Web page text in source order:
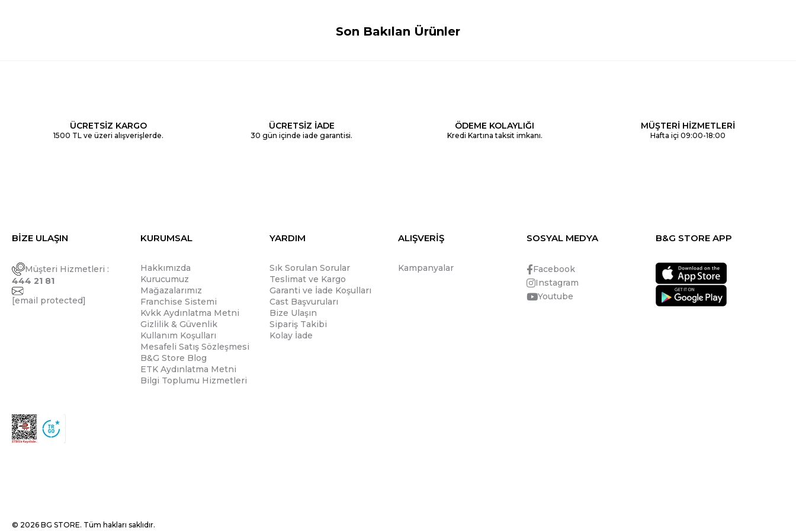
Son Bakılan Ürünler
ÜCRETSİZ KARGO
1500 TL ve üzeri alışverişlerde.
ÜCRETSİZ İADE
30 gün içinde iade garantisi.
ÖDEME KOLAYLIĞI
Kredi Kartına taksit imkanı.
MÜŞTERİ HİZMETLERİ
Hafta içi 09:00-18:00
BİZE ULAŞIN
Müşteri Hizmetleri :
444 21 81
[email protected]
KURUMSAL
Hakkımızda
Kurucumuz
Mağazalarımız
Franchise Sistemi
Kvkk Aydınlatma Metni
Gizlilik & Güvenlik
Kullanım Koşulları
Mesafeli Satış Sözleşmesi
B&G Store Blog
ETK Aydınlatma Metni
Bilgi Toplumu Hizmetleri
YARDIM
Sık Sorulan Sorular
Teslimat ve Kargo
Garanti ve İade Koşulları
Cast Başvuruları
Bize Ulaşın
Sipariş Takibi
Kolay İade
ALIŞVERİŞ
Kampanyalar
SOSYAL MEDYA
Facebook
Instagram
Youtube
B&G STORE APP
© 2026 BG STORE. Tüm hakları saklıdır.